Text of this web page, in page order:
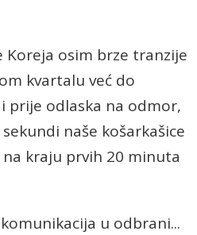
Koreja osim brze tranzije
kvartalu već do
prije odlaska na odmor,
naše košarkašice
kraju prvih 20 minuta
u odbrani...